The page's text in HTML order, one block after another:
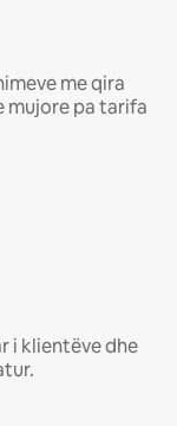
me qira
mujore pa tarifa
i klientëve dhe